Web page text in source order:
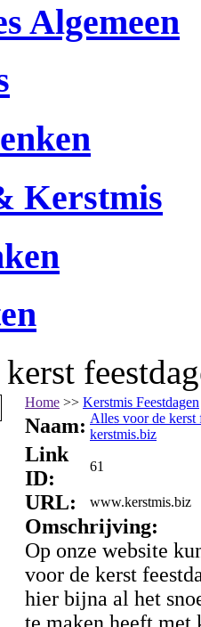
Algemeen
Kerstmis
Home >> Kerstmis Feestdagen
Naam: Alles voor de kerst
kerstmis.biz
Link
ID:
61
URL: www.kerstmis.biz
Omschrijving:
Op onze website
voor de kerst
hier bijna al het